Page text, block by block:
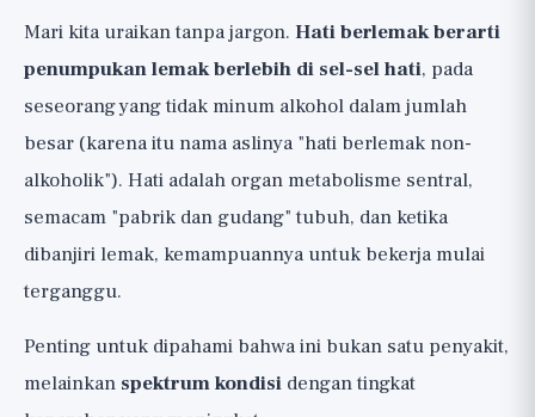
Mari kita uraikan tanpa jargon. Hati berlemak berarti
penumpukan lemak berlebih di sel-sel hati, pada
seseorang yang tidak minum alkohol dalam jumlah
besar (karena itu nama aslinya "hati berlemak non-
alkoholik"). Hati adalah organ metabolisme sentral,
semacam "pabrik dan gudang" tubuh, dan ketika
dibanjiri lemak, kemampuannya untuk bekerja mulai
terganggu.
Penting untuk dipahami bahwa ini bukan satu penyakit,
melainkan spektrum kondisi dengan tingkat